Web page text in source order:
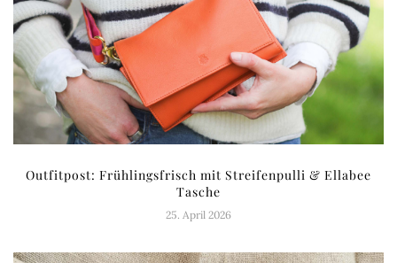
Outfitpost: Frühlingsfrisch mit Streifenpulli & Ellabee
Tasche
25. April 2026